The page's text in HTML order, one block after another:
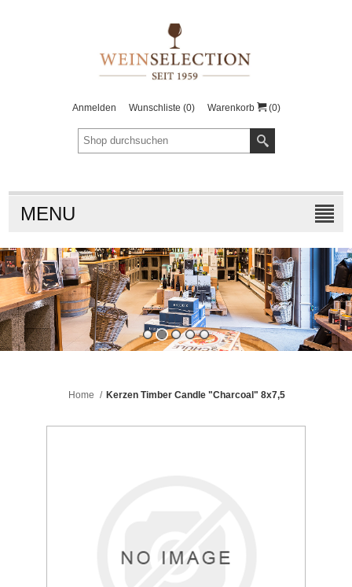
Anmelden Wunschliste (0) Warenkorb (0)
MENU
Home / Kerzen Timber Candle "Charcoal" 8x7,5